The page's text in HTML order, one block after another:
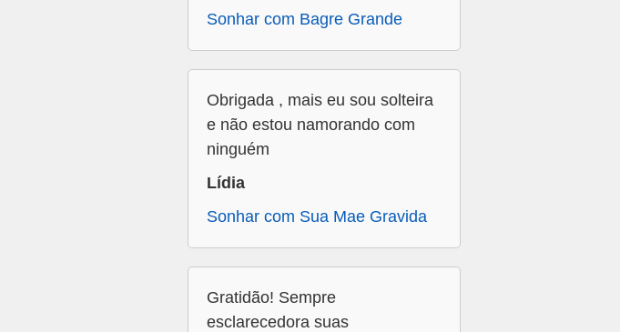
Sonhar com Bagre Grande
Obrigada , mais eu sou solteira
e não estou namorando com
ninguém
Lídia
Sonhar com Sua Mae Gravida
Gratidão! Sempre
esclarecedora suas